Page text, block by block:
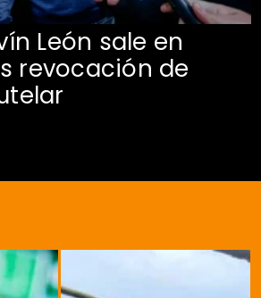
León sale en
revocación de